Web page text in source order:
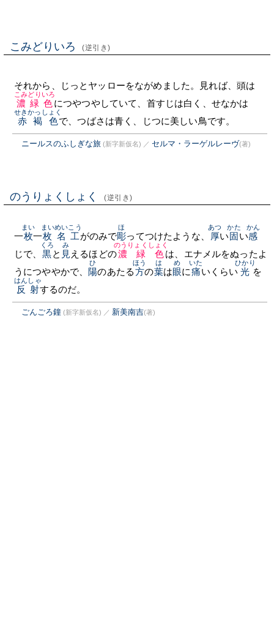
こみどりいろ (逆引き)
それから、じっとヤッローをながめました。見れば、頭は
濃緑色
こみどりいろ
につやつやしていて、首すじは白く、せなかは
赤褐色
せきかっしょく
で、つばさは青く、じつに美しい鳥です。
ニールスのふしぎな旅 (新字新仮名) ／ セルマ・ラーゲルレーヴ(著)
のうりょくしょく (逆引き)
一枚
まい
一枚
まい
名工
めいこう
がのみで彫
ほ
ってつけたような、 厚
あつ
い固
かた
い感
かん
じで、 黒
くろ
と 見
み
えるほどの濃緑色
のうりょくしょく
は、エナメルをぬったよ
うにつややかで、 陽
ひ
のあたる方
ほう
の葉
は
は眼
め
に痛
いた
いくらい 光
ひかり
を
反射
はんしゃ
するのだ。
ごんごろ鐘 (新字新仮名) ／ 新美南吉(著)